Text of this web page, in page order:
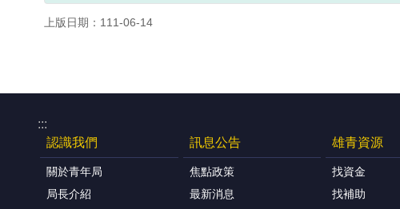
上版日期：111-06-14
:::
認識我們
關於青年局
局長介紹
訊息公告
焦點政策
最新消息
雄青資源
找資金
找補助